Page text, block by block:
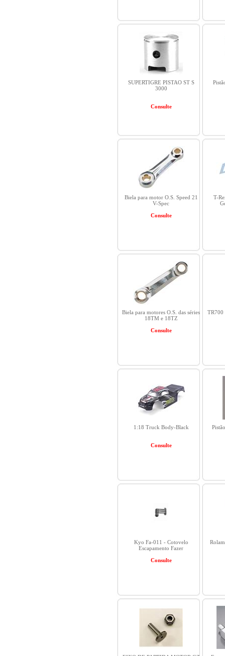
SUPERTIGRE PISTAO ST S
3000
Consulte
Biela para motor O.S. Speed 21
V-Spec
Consulte
T-
Biela para motores O.S. das séries
18TM e 18TZ
Consulte
1:18 Truck Body-Black
Consulte
Kyo Fa-011 - Cotovelo
Escapamento Fazer
Consulte